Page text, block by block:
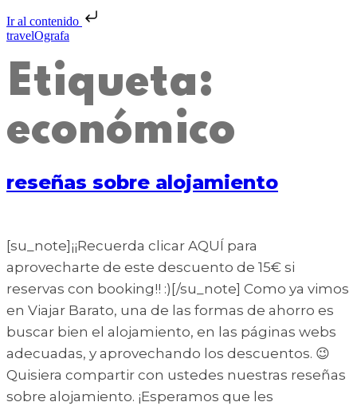
Ir al contenido
travelOgrafa
Etiqueta:
económico
reseñas sobre alojamiento
[su_note]¡¡Recuerda clicar AQUÍ para
aprovecharte de este descuento de 15€ si
reservas con booking!! :)[/su_note] Como ya vimos
en Viajar Barato, una de las formas de ahorro es
buscar bien el alojamiento, en las páginas webs
adecuadas, y aprovechando los descuentos. 😉
Quisiera compartir con ustedes nuestras reseñas
sobre alojamiento. ¡Esperamos que les